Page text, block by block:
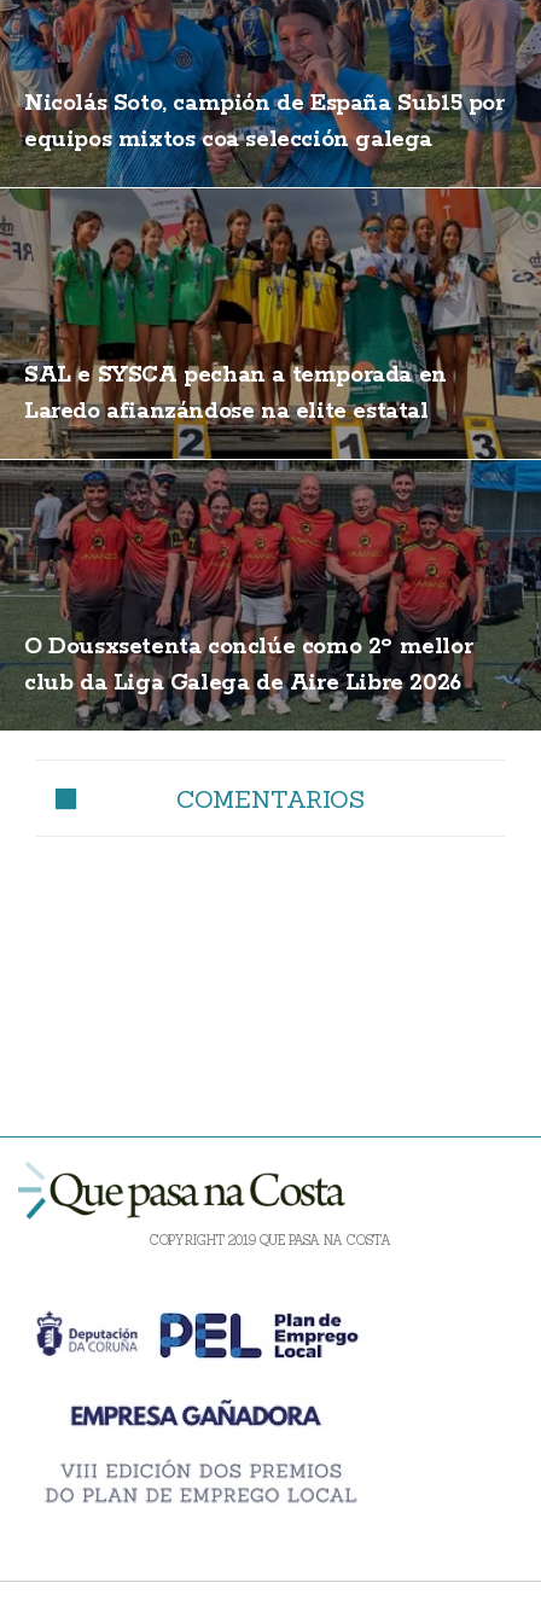
Nicolás Soto, campión de España Sub15 por
equipos mixtos coa selección galega
SAL e SYSCA pechan a temporada en
Laredo afianzándose na elite estatal
O Dousxsetenta conclúe como 2º mellor
club da Liga Galega de Aire Libre 2026
COMENTARIOS
COPYRIGHT 2019 QUE PASA NA COSTA